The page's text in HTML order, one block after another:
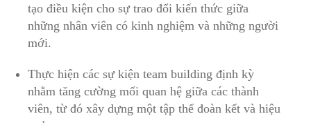
tạo điều kiện ​cho​ sự trao đổi ⁤kiến thức giữa ​
những‌ nhân viên⁢ có kinh nghiệm⁢ và những người ​
mới.
Thực⁣ hiện các sự kiện team building‌ định ‍kỳ⁣
nhằm tăng cường mối ⁤quan hệ giữa các thành
viên, từ đó xây dựng một tập thể đoàn ⁤kết và hiệu⁢